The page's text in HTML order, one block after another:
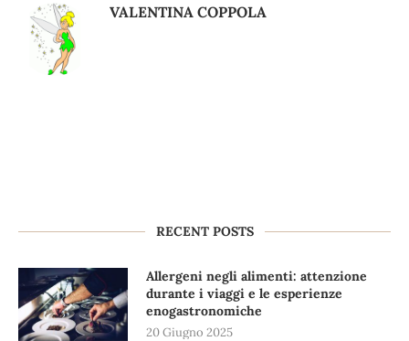
VALENTINA COPPOLA
RECENT POSTS
Allergeni negli alimenti: attenzione
durante i viaggi e le esperienze
enogastronomiche
20 Giugno 2025